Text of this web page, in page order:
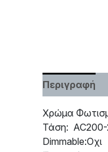
Περιγραφή
Χρώμα
Τάση:
Dimmable:Οχι